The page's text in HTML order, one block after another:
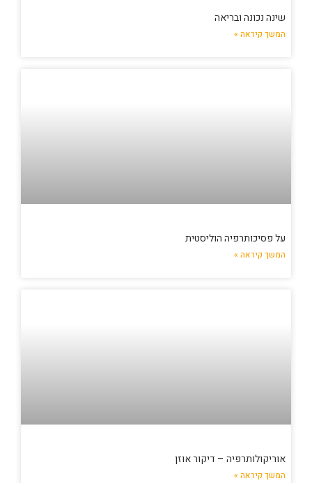
שינה נכונה ובריאה
המשך קיראה »
על פסיכותרפיה הוליסטית
המשך קיראה »
אוריקולותרפיה – דיקור אוזן
המשך קיראה »